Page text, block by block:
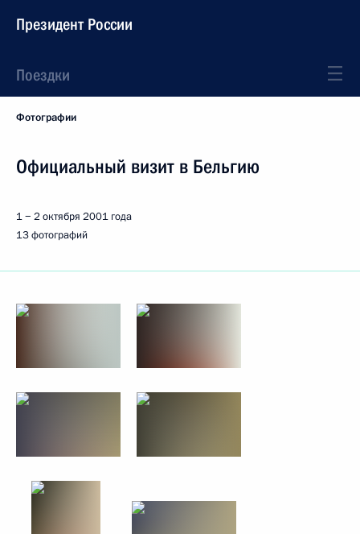
Президент России
Поездки
Фотографии
Официальный визит в Бельгию
1 − 2 октября 2001 года
13 фотографий